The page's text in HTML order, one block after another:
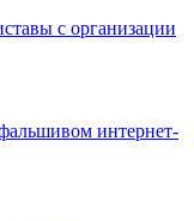
с организации
интернет-